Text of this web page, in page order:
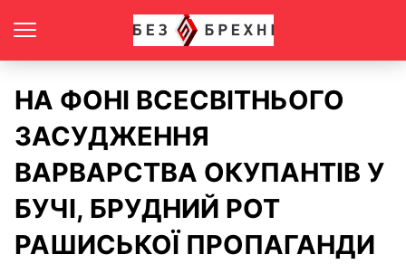
НА ФОНІ ВСЕСВІТНЬОГО
ЗАСУДЖЕННЯ
ВАРВАРСТВА ОКУПАНТІВ У
БУЧІ, БРУДНИЙ РОТ
РАШИСЬКОЇ ПРОПАГАНДИ